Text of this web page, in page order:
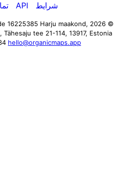
شرایط
API
© 2026 Organic Maps OÜ, reg. code 16225385
Harju maakond,
Tähesaju tee 21-114, 13917, Estonia
hello@organicmaps.app